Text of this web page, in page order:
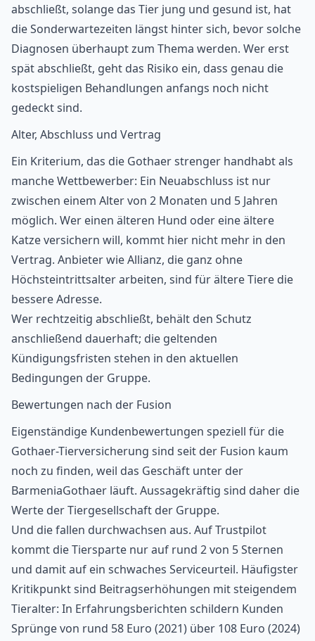
abschließt, solange das Tier jung und gesund ist, hat
die Sonderwartezeiten längst hinter sich, bevor solche
Diagnosen überhaupt zum Thema werden. Wer erst
spät abschließt, geht das Risiko ein, dass genau die
kostspieligen Behandlungen anfangs noch nicht
gedeckt sind.
Alter, Abschluss und Vertrag
Ein Kriterium, das die Gothaer strenger handhabt als
manche Wettbewerber: Ein Neuabschluss ist nur
zwischen einem Alter von 2 Monaten und 5 Jahren
möglich. Wer einen älteren Hund oder eine ältere
Katze versichern will, kommt hier nicht mehr in den
Vertrag. Anbieter wieAllianz, die ganz ohne
Höchsteintrittsalter arbeiten, sind für ältere Tiere die
bessere Adresse.
Wer rechtzeitig abschließt, behält den Schutz
anschließend dauerhaft; die geltenden
Kündigungsfristen stehen in den aktuellen
Bedingungen der Gruppe.
Bewertungen nach der Fusion
Eigenständige Kundenbewertungen speziell für die
Gothaer-Tierversicherung sind seit der Fusion kaum
noch zu finden, weil das Geschäft unter der
BarmeniaGothaer läuft. Aussagekräftig sind daher die
Werte der Tiergesellschaft der Gruppe.
Und die fallen durchwachsen aus. AufTrustpilot
kommt die Tiersparte nur auf rund 2 von 5 Sternen
und damit auf ein schwaches Serviceurteil. Häufigster
Kritikpunkt sind Beitragserhöhungen mit steigendem
Tieralter: In Erfahrungsberichten schildern Kunden
Sprünge von rund 58 Euro (2021) über 108 Euro (2024)